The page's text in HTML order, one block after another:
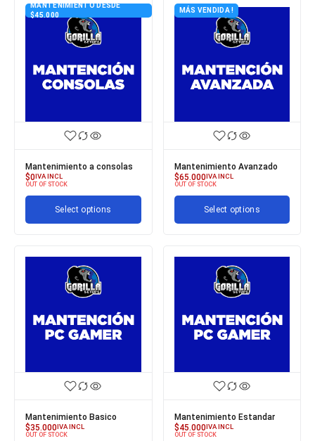
MANTENIMIENTO DESDE
$45.000
Mantenimiento a consolas
$0IVA INCL
OUT OF STOCK
Select options
MÁS VENDIDA !
Mantenimiento Avanzado
$65.000IVA INCL
OUT OF STOCK
Select options
Mantenimiento Basico
$35.000IVA INCL
OUT OF STOCK
Mantenimiento Estandar
$45.000IVA INCL
OUT OF STOCK